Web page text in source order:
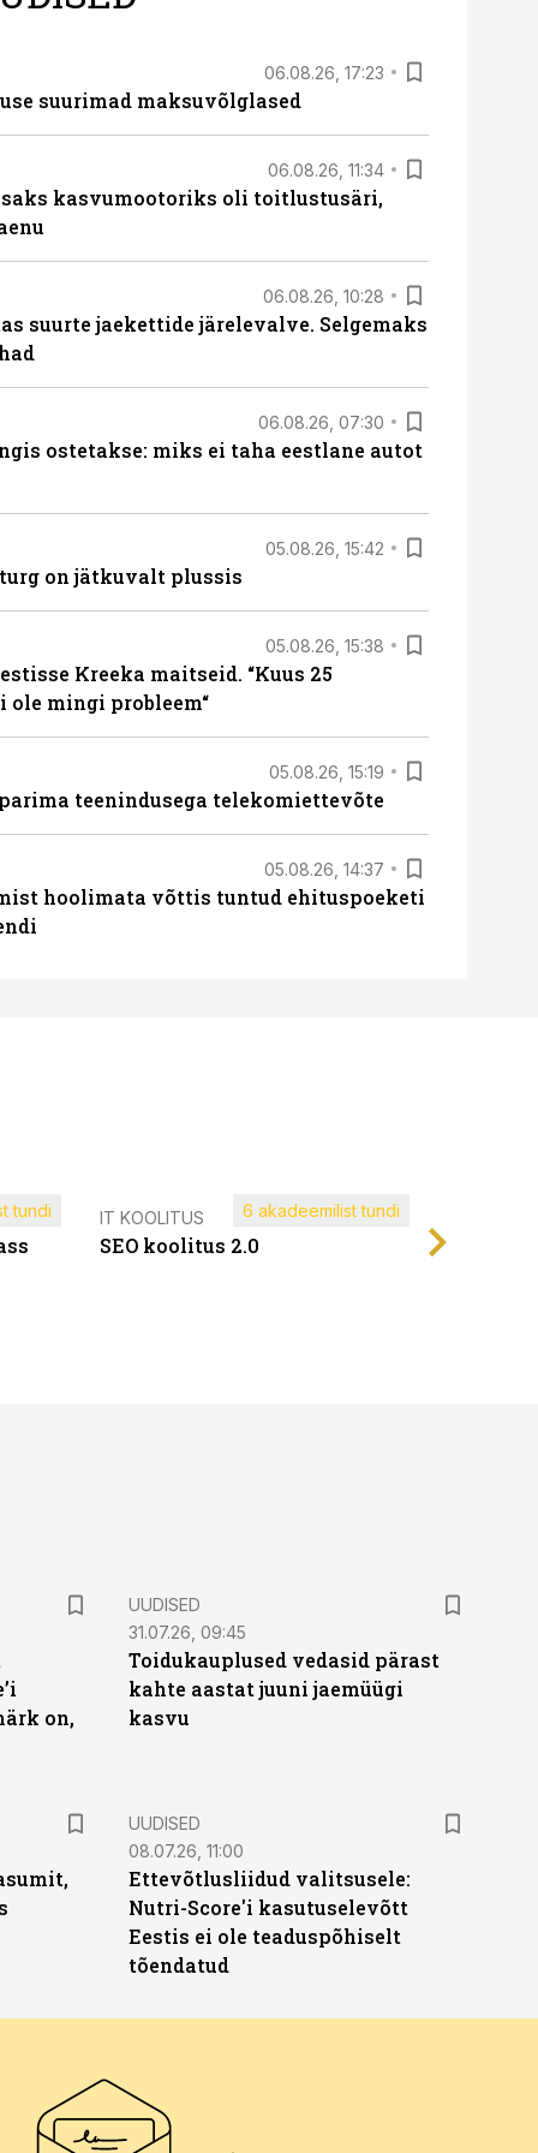
06.08.26, 17:23
suurimad maksuvõlglased
06.08.26, 11:34
kasvumootoriks oli toitlustusäri,
06.08.26, 10:28
suurte jaekettide järelevalve. Selgemaks
06.08.26, 07:30
ostetakse: miks ei taha eestlane autot
05.08.26, 15:42
on jätkuvalt plussis
05.08.26, 15:38
Kreeka maitseid. “Kuus 25
ole mingi probleem“
05.08.26, 15:19
teenindusega telekomiettevõte
05.08.26, 14:37
hoolimata võttis tuntud ehituspoeketi
tundi IT KOOLITUS
SEO koolitus 2.0
6 akadeemilist tundi
on,
UUDISED
31.07.26, 09:45
Toidukauplused vedasid pärast
kahte aastat juuni jaemüügi
kasvu
UUDISED
08.07.26, 11:00
Ettevõtlusliidud valitsusele:
Nutri-Score'i kasutuselevõtt
Eestis ei ole teaduspõhiselt
tõendatud